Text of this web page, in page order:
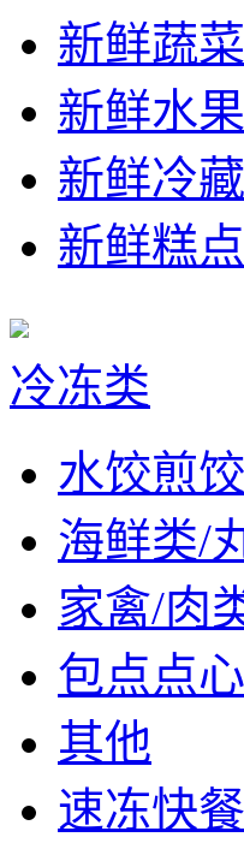
新鲜蔬菜
新鲜水果
新鲜冷藏
新鲜糕点
冷冻类
水饺煎饺
海鲜类/
家禽/肉
包点点
其他
速冻快餐